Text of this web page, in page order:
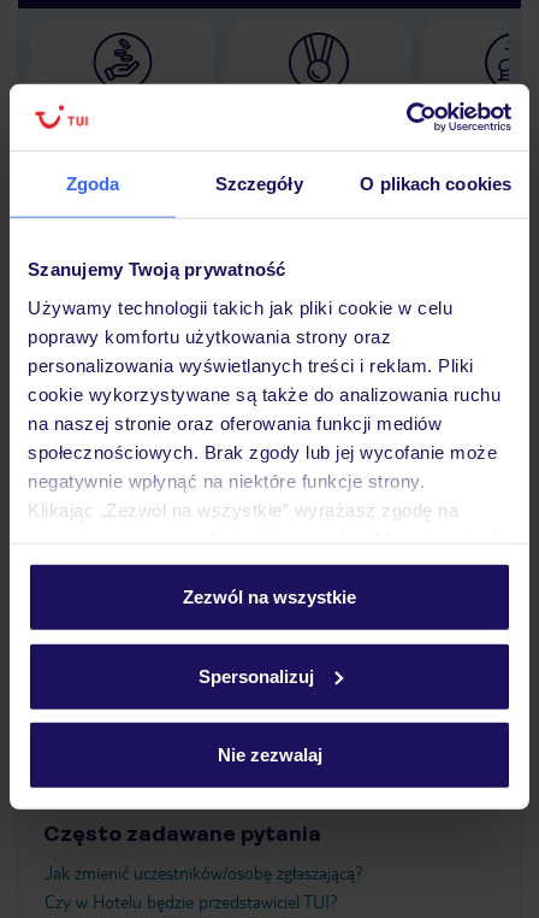
Zgoda Szczegóły O plikach cookies
Szanujemy Twoją prywatność
Używamy technologii takich jak pliki cookie w celu
poprawy komfortu użytkowania strony oraz
personalizowania wyświetlanych treści i reklam. Pliki
cookie wykorzystywane są także do analizowania ruchu
na naszej stronie oraz oferowania funkcji mediów
społecznościowych. Brak zgody lub jej wycofanie może
negatywnie wpłynąć na niektóre funkcje strony.
Klikając „Zezwól na wszystkie” wyrażasz zgodę na
personalizować swój wybór wchodząc w zakładkę
Szczegółowe informacje o plikach cookie znajdziesz
Zezwól na wszystkie
Spersonalizuj
Nie zezwalaj
Lider niskich cen 30 lat w
Hotel
Opinie
Pokoje
Atrakcje
Ważne informacje
Często zadawane pytania
Jak zmienić uczestników/osobę zgłaszającą?
Czy w Hotelu będzie przedstawiciel TUI?